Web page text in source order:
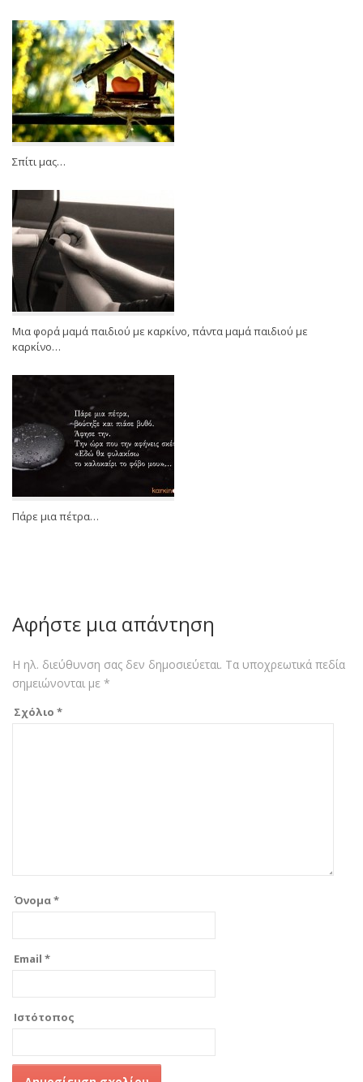
Σπίτι μας…
Μια φορά μαμά παιδιού με καρκίνο, πάντα μαμά παιδιού με
καρκίνο…
Πάρε μια πέτρα…
Αφήστε μια απάντηση
Η ηλ. διεύθυνση σας δεν δημοσιεύεται. Τα υποχρεωτικά πεδία
σημειώνονται με *
Σχόλιο *
Όνομα*
Email *
Ιστότοπος